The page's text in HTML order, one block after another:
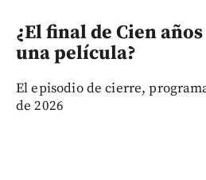
¿El final de Cien
una película?
El episodio de cierre,
de 2026